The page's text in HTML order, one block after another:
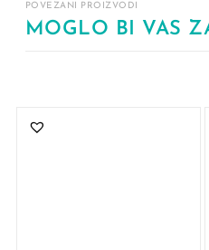
POVEZANI PROIZVODI
MOGLO BI VAS